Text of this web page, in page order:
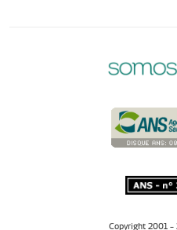
Copyright 2001